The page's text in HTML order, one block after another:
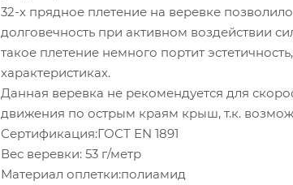
32-х прядное плетение на веревке
долговечность при активном воздействии
такое плетение немного портит
характеристиках.
Данная веревка не рекомендуется для
движения по острым краям крыш, т.к.
Сертификация:ГОСТ EN 1891
Вес веревки: 53 г/метр
Материал оплетки:полиамид